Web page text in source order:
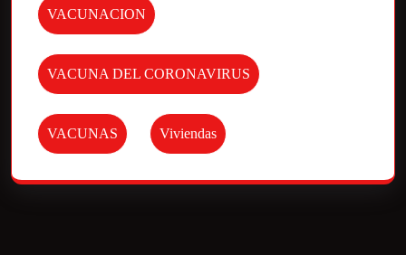
VACUNACION
VACUNA DEL CORONAVIRUS
VACUNAS Viviendas